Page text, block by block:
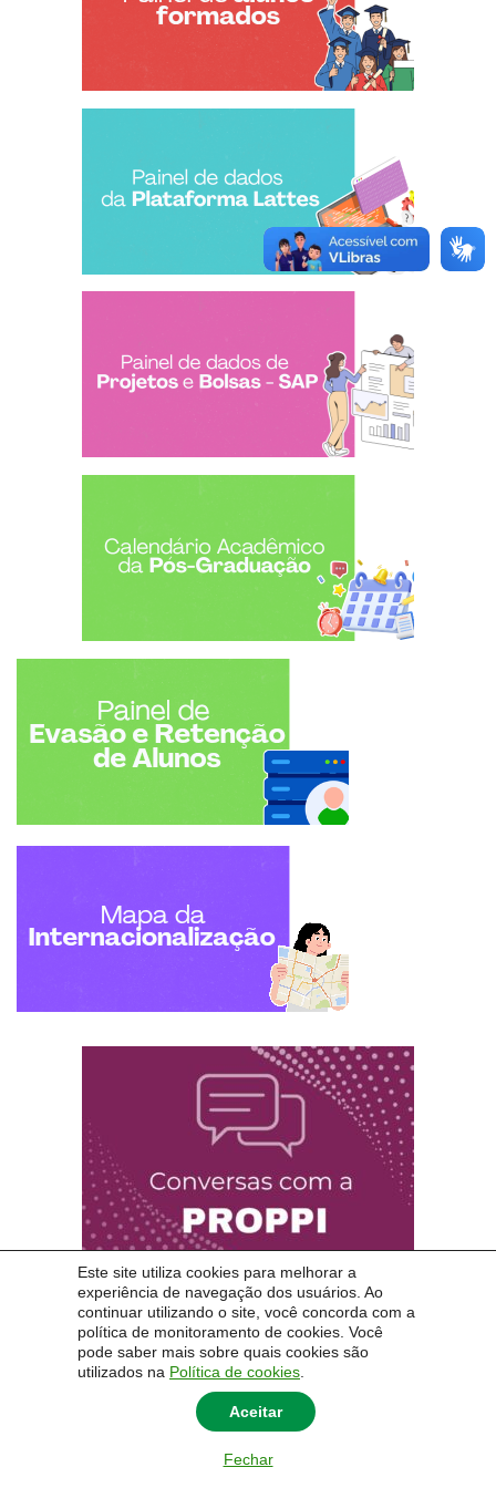
Este site utiliza cookies para melhorar a
experiência de navegação dos usuários. Ao
continuar utilizando o site, você concorda com a
política de monitoramento de cookies. Você
pode saber mais sobre quais cookies são
utilizados na Política de cookies
Aceitar
Fechar
Universidade Federal do Pampa - Unipampa